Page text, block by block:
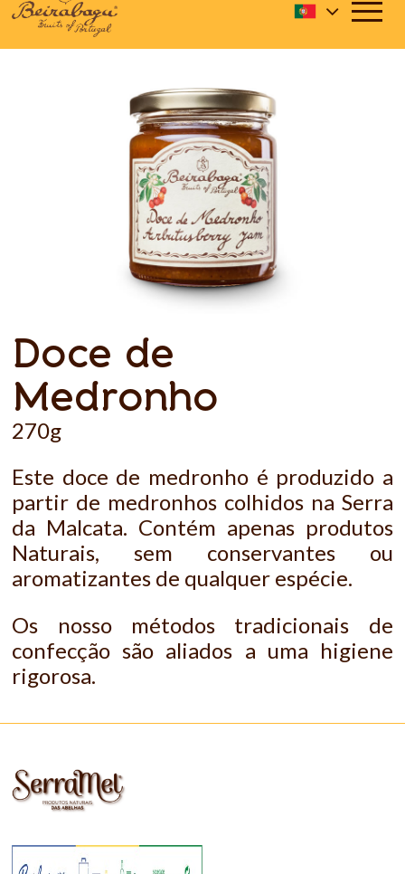
Doce de
Medronho
270g
Este doce de medronho é produzido a
partir de medronhos colhidos na Serra
da Malcata. Contém apenas produtos
Naturais, sem conservantes ou
aromatizantes de qualquer espécie.
Os nosso métodos tradicionais de
confecção são aliados a uma higiene
rigorosa.